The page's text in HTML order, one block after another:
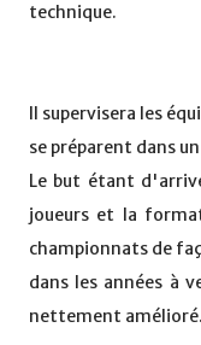
technique.
Il supervisera les
se préparent dans
Le but étant
joueurs et la
championnats de
dans les années à
nettement amélioré.